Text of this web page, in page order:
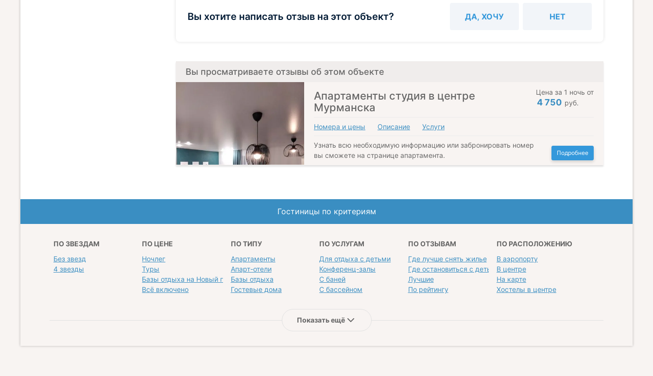
Вы хотите написать отзыв на этот объект? ДА, ХОЧУ НЕТ
Вы просматриваете отзывы об этом объекте
Цена за 1 ночь от
4 750 руб.
Апартаменты студия в центре
Мурманска
Номера и цены Описание Услуги
Узнать всю необходимую информацию или забронировать номер
вы сможете на странице апартамента.
Подробнее
Гостиницы по критериям
ПО ЗВЕЗДАМ
Без звезд
4 звезды
ПО ЦЕНЕ
Ночлег
Туры
Базы отдыха на Новый год
Всё включено
ПО ТИПУ
Апартаменты
Апарт-отели
Базы отдыха
Гостевые дома
ПО УСЛУГАМ
Для отдыха с детьми
Конференц-залы
С баней
С бассейном
ПО ОТЗЫВАМ
Где лучше снять жилье
Где остановиться с детьми
Лучшие
По рейтингу
ПО РАСПОЛОЖЕНИЮ
В аэропорту
В центре
На карте
Хостелы в центре
Показать ещё